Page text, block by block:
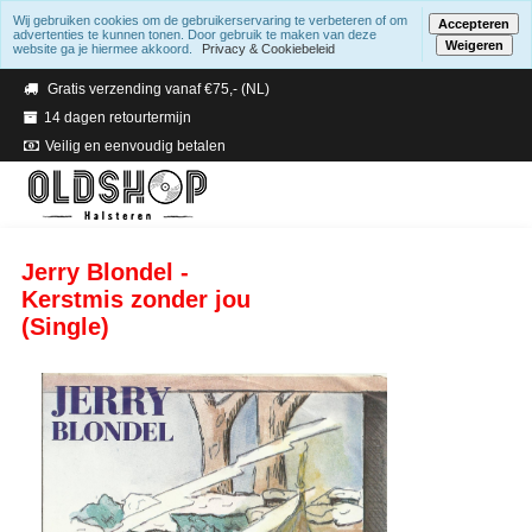
Verzending binnen 2 a 3 werkdagen
Gratis verzending vanaf €75,- (NL)
14 dagen retourtermijn
Veilig en eenvoudig betalen
Jerry Blondel -
Kerstmis zonder jou
(Single)
Wij gebruiken cookies om de gebruikerservaring te verbeteren of om
advertenties te kunnen tonen. Door gebruik te maken van deze
website ga je hiermee akkoord.
Privacy & Cookiebeleid
Accepteren
Weigeren